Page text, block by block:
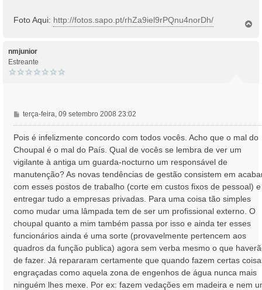
Foto Aqui: http://fotos.sapo.pt/rhZa9iel9rPQnu4norDh/
nmjunior
Estreante
M
e
n
a
g
e
m
terça-feira, 09 setembro 2008 23:02
Pois é infelizmente concordo com todos vocês. Acho que o mal do
Choupal é o mal do País. Qual de vocês se lembra de ver um
vigilante à antiga um guarda-nocturno um responsável de
manutenção? As novas tendências de gestão consistem em
com esses postos de trabalho (corte em custos fixos de pessoal) e
entregar tudo a empresas privadas. Para uma coisa tão simples
como mudar uma lâmpada tem de ser um profissional externo. O
choupal quanto a mim também passa por isso e ainda ter esses
funcionários ainda é uma sorte (provavelmente pertencem aos
quadros da função publica) agora sem verba mesmo o que
de fazer. Já repararam certamente que quando fazem certas
engraçadas como aquela zona de engenhos de água nunca mais
ninguém lhes mexe. Por ex: fazem vedações em madeira e nem